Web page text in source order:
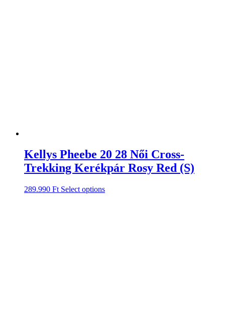
Kellys Pheebe 20 28 Női Cross-
Trekking Kerékpár Rosy Red (S)
289.990 Ft Select options